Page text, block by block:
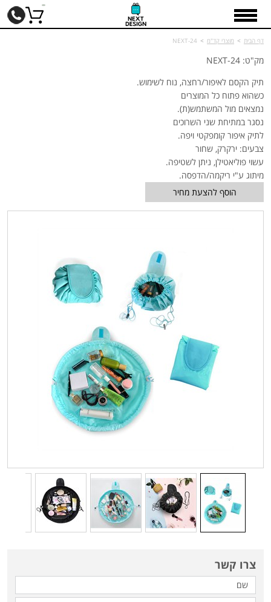
דף הבית > מוצרי קד"מ >
NEXT-24
מק"ט: NEXT-24
תיק הקסם לאיפור/רחצה, נוח לשימוש.
כשהוא פתוח כל המוצרים
נמצאים מול המשתמש(ת).
נסגר במתיחת שני השרוכים
לתיק איפור קומפקטי ויפה.
צבעים: ירקרק, שחור
עשוי פוליאטילן, ניתן לשטיפה.
מיתוג ע"י ריקמה/הדפסה.
הוסף להצעת מחיר
צרו קשר